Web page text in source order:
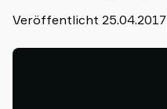
Veröffentlicht 25.04.2017
Support
Partner